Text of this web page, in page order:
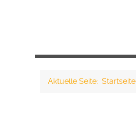
Aktuelle Seite: Startseite